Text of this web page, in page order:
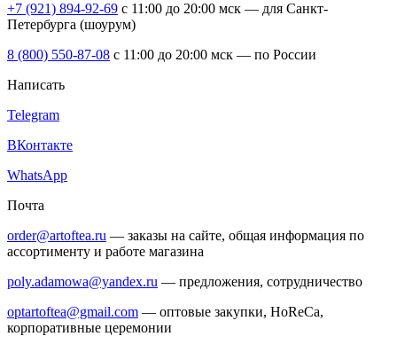
+7 (921) 894-92-69 c 11:00 до 20:00 мск — для Санкт-
Петербурга (шоурум)
8 (800) 550-87-08 c 11:00 до 20:00 мск — по России
Написать
Telegram
ВКонтакте
WhatsApp
Почта
order@artoftea.ru — заказы на сайте, общая информация по
ассортименту и работе магазина
poly.adamowa@yandex.ru — предложения, сотрудничество
optartoftea@gmail.com — оптовые закупки, HoReCa,
корпоративные церемонии